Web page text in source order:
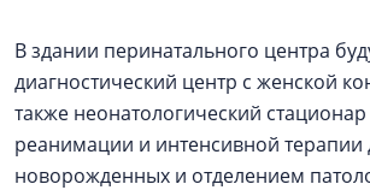
В здании перинатального центра
диагностический центр с женской
также неонатологический
реанимации и интенсивной терапии
новорожденных и отделением